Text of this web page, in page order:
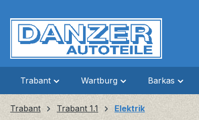
Trabant Wartburg Barkas
Trabant Trabant 1.1 Elektrik